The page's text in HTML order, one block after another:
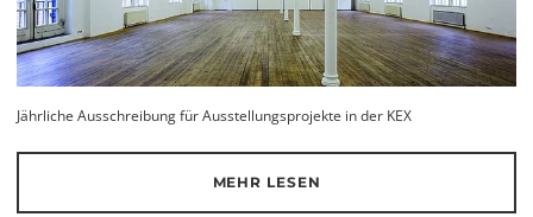
Jährliche Ausschreibung für Ausstellungsprojekte in der KEX
MEHR LESEN